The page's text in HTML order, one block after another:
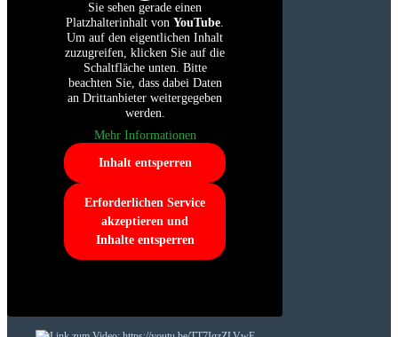
Sie sehen gerade einen
Platzhalterinhalt von YouTube.
Um auf den eigentlichen Inhalt
zuzugreifen, klicken Sie auf die
Schaltfläche unten. Bitte
beachten Sie, dass dabei Daten
an Drittanbieter weitergegeben
werden.
Mehr Informationen
Inhalt entsperren
Erforderlichen Service
akzeptieren und
Inhalte entsperren